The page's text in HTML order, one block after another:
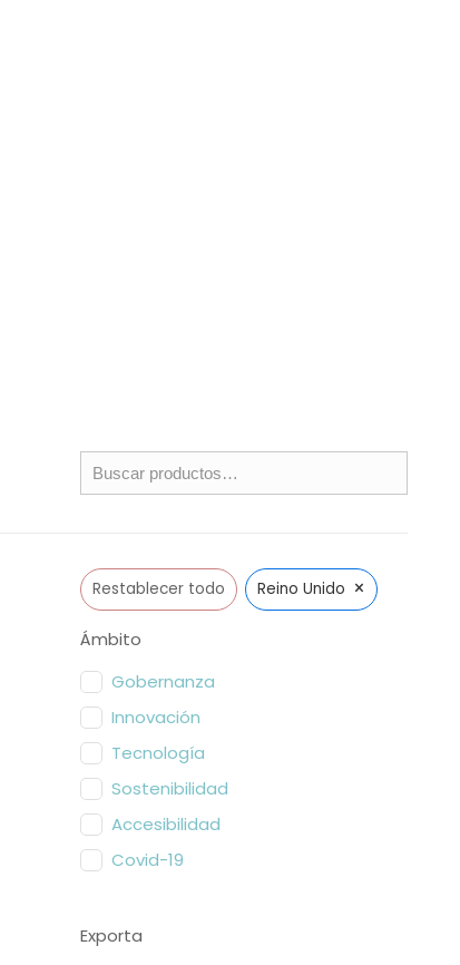
Restablecer todo Reino Unido ×
Ámbito
Gobernanza
Innovación
Tecnología
Sostenibilidad
Accesibilidad
Covid-19
Exporta